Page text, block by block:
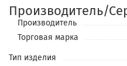
Производитель/
Производитель
Торговая марка
Тип изделия